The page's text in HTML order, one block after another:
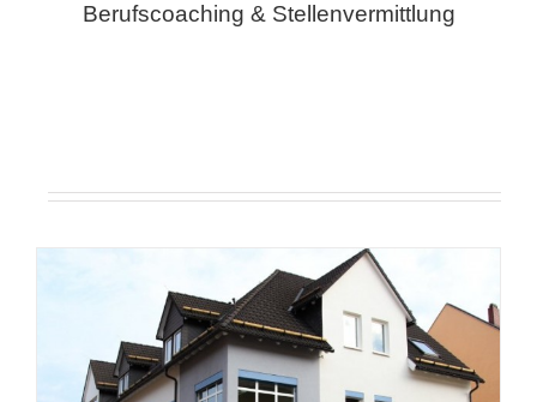
Berufscoaching & Stellenvermittlung